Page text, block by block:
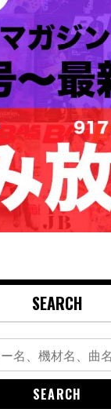
SEARCH